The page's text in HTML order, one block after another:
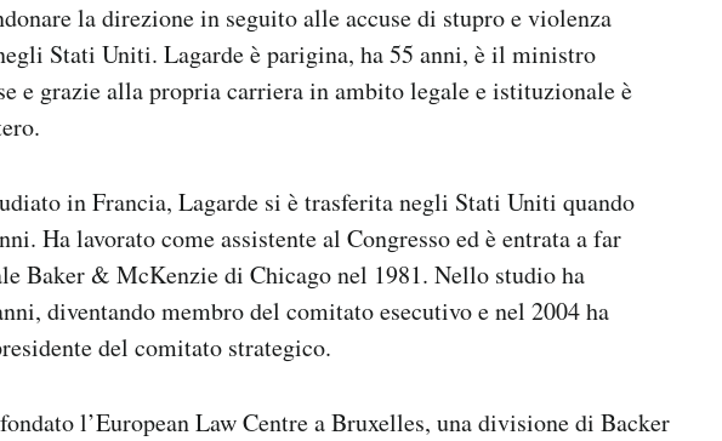
la direzione in seguito alle accuse di stupro e violenza
Stati Uniti. Lagarde è parigina, ha 55 anni, è il ministro
e grazie alla propria carriera in ambito legale e istituzionale è
in Francia, Lagarde si è trasferita negli Stati Uniti quando
Ha lavorato come assistente al Congresso ed è entrata a far
Baker & McKenzie di Chicago nel 1981. Nello studio ha
diventando membro del comitato esecutivo e nel 2004 ha
del comitato strategico.
l’European Law Centre a Bruxelles, una divisione di Backer